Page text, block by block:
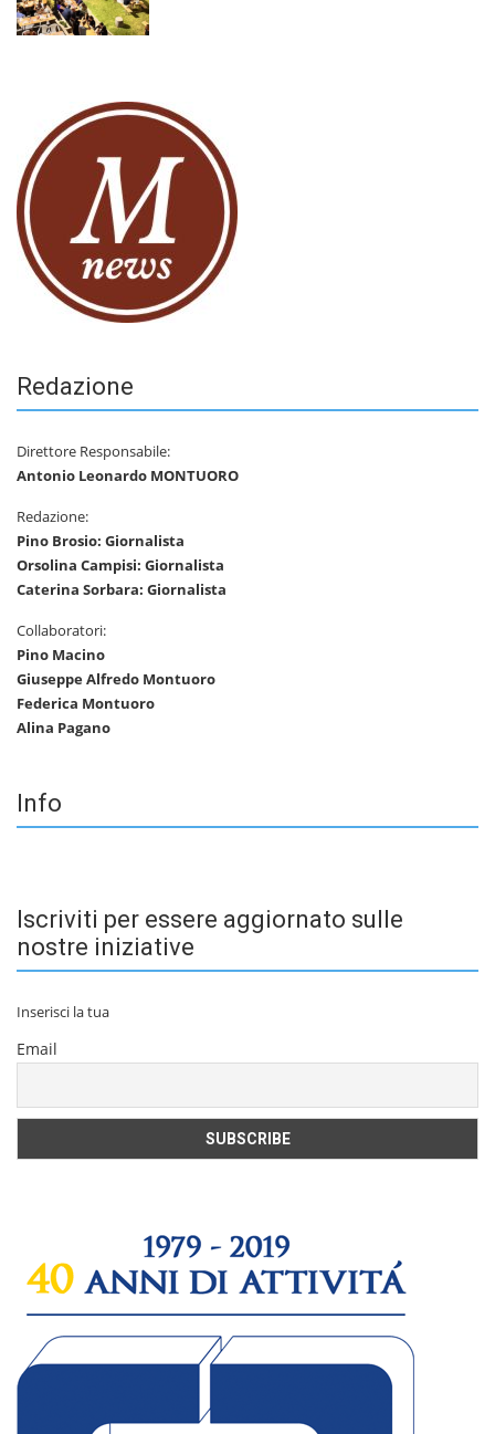
Redazione
Direttore Responsabile:
Antonio Leonardo MONTUORO
Redazione:
Pino Brosio: Giornalista
Orsolina Campisi: Giornalista
Caterina Sorbara: Giornalista
Collaboratori:
Pino Macino
Giuseppe Alfredo Montuoro
Federica Montuoro
Alina Pagano
Info
Iscriviti per essere aggiornato sulle
nostre iniziative
Inserisci la tua
Email